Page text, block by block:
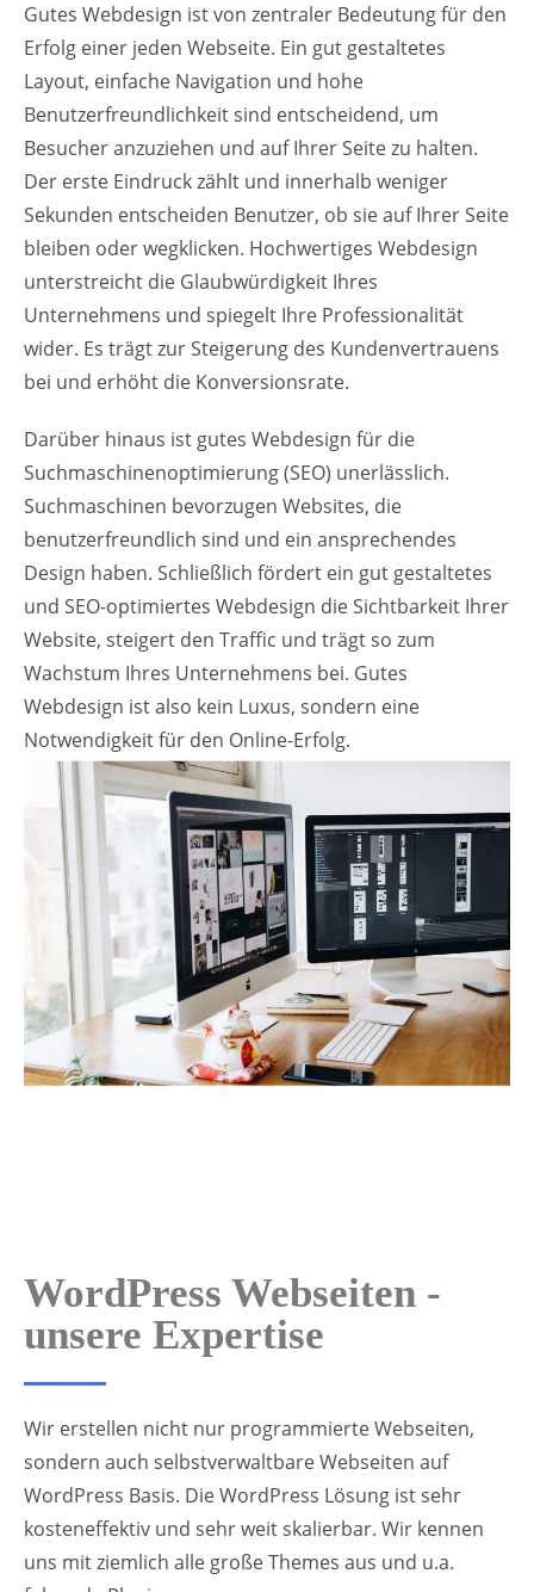
Gutes Webdesign ist von zentraler Bedeutung für den
Erfolg einer jeden Webseite. Ein gut gestaltetes
Layout, einfache Navigation und hohe
Benutzerfreundlichkeit sind entscheidend, um
Besucher anzuziehen und auf Ihrer Seite zu halten.
Der erste Eindruck zählt und innerhalb weniger
Sekunden entscheiden Benutzer, ob sie auf Ihrer Seite
bleiben oder wegklicken. Hochwertiges Webdesign
unterstreicht die Glaubwürdigkeit Ihres
Unternehmens und spiegelt Ihre Professionalität
wider. Es trägt zur Steigerung des Kundenvertrauens
bei und erhöht die Konversionsrate.
Darüber hinaus ist gutes Webdesign für die
Suchmaschinenoptimierung (SEO) unerlässlich.
Suchmaschinen bevorzugen Websites, die
benutzerfreundlich sind und ein ansprechendes
Design haben. Schließlich fördert ein gut gestaltetes
und SEO-optimiertes Webdesign die Sichtbarkeit Ihrer
Website, steigert den Traffic und trägt so zum
Wachstum Ihres Unternehmens bei. Gutes
Webdesign ist also kein Luxus, sondern eine
Notwendigkeit für den Online-Erfolg.
WordPress Webseiten -
unsere Expertise
Wir erstellen nicht nur programmierte Webseiten,
sondern auch selbstverwaltbare Webseiten auf
WordPress Basis. Die WordPress Lösung ist sehr
kosteneffektiv und sehr weit skalierbar. Wir kennen
uns mit ziemlich alle große Themes aus und u.a.